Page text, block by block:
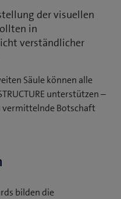
der visuellen
in
verständlicher
Säule können alle
unterstützen –
vermittelnde Botschaft
bilden die